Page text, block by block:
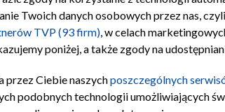
Twoich danych osobowych przez nas,
TVP (93 firm), w celach
poniżej, a także zgody na
przez Ciebie naszychposzczególnych
podobnych technologii umożliwiających